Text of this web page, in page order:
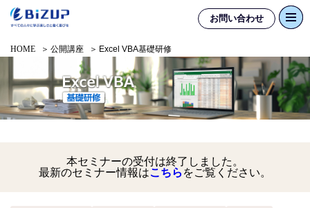
お問い合わせ
HOME 公開講座 Excel VBA基礎研修
本セミナーの受付は終了しました。
最新のセミナー情報はこちら をご覧ください。